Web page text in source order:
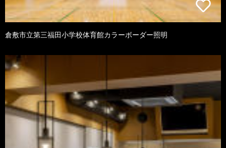
倉敷市立第三福田小学校体育館カラーボーダー照明